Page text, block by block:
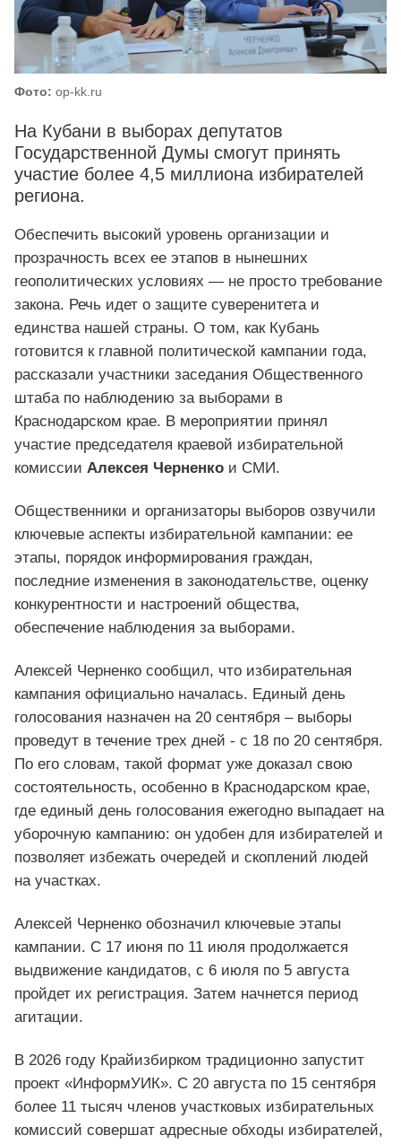
Фото: op-kk.ru
На Кубани в выборах депутатов
Государственной Думы смогут принять
участие более 4,5 миллиона избирателей
региона.
Обеспечить высокий уровень организации и
прозрачность всех ее этапов в нынешних
геополитических условиях — не просто требование
закона. Речь идет о защите суверенитета и
единства нашей страны. О том, как Кубань
готовится к главной политической кампании года,
рассказали участники заседания Общественного
штаба по наблюдению за выборами в
Краснодарском крае. В мероприятии принял
участие председателя краевой избирательной
комиссии Алексея Черненко и СМИ.
Общественники и организаторы выборов озвучили
ключевые аспекты избирательной кампании: ее
этапы, порядок информирования граждан,
последние изменения в законодательстве, оценку
конкурентности и настроений общества,
обеспечение наблюдения за выборами.
Алексей Черненко сообщил, что избирательная
кампания официально началась. Единый день
голосования назначен на 20 сентября – выборы
проведут в течение трех дней - с 18 по 20 сентября.
По его словам, такой формат уже доказал свою
состоятельность, особенно в Краснодарском крае,
где единый день голосования ежегодно выпадает на
уборочную кампанию: он удобен для избирателей и
позволяет избежать очередей и скоплений людей
на участках.
Алексей Черненко обозначил ключевые этапы
кампании. С 17 июня по 11 июля продолжается
выдвижение кандидатов, с 6 июля по 5 августа
пройдет их регистрация. Затем начнется период
агитации.
В 2026 году Крайизбирком традиционно запустит
проект «ИнформУИК». С 20 августа по 15 сентября
более 11 тысяч членов участковых избирательных
комиссий совершат адресные обходы избирателей,